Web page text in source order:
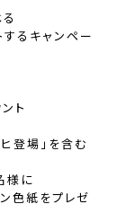
るキャンペー
ト
登場」を含む
様に
色紙をプレゼ